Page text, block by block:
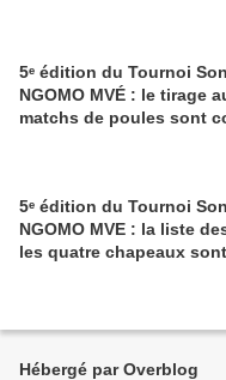
5ᵉ édition du Tournoi
NGOMO MVÉ : le tirage
matchs de poules sont
5ᵉ édition du Tournoi
NGOMO MVE : la liste
les quatre chapeaux
Hébergé par Overblog